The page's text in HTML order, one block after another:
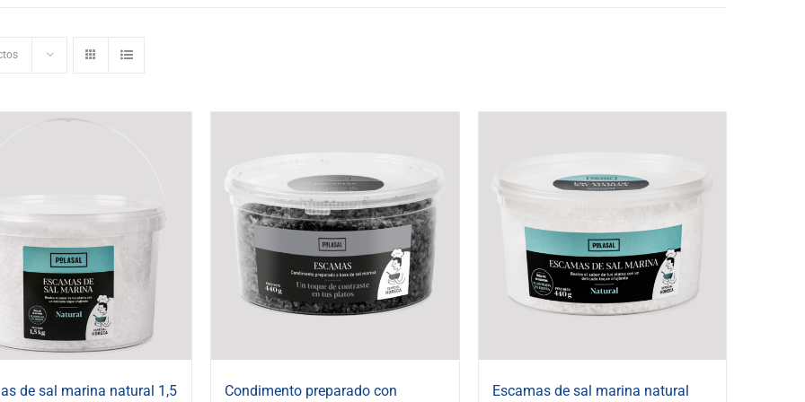
de sal marina natural 1,5 Condimento preparado con Escamas de sal marina natural